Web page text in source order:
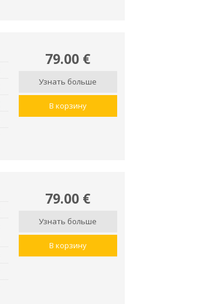
79.00 €
Узнать больше
В корзину
79.00 €
Узнать больше
В корзину